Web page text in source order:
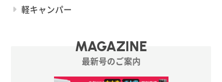
軽キャンパー
MAGAZINE
最新号のご案内